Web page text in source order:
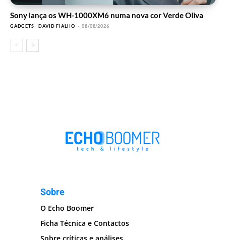
Sony lança os WH-1000XM6 numa nova cor Verde Oliva
GADGETS DAVID FIALHO - 08/08/2026
Sobre
O Echo Boomer
Ficha Técnica e Contactos